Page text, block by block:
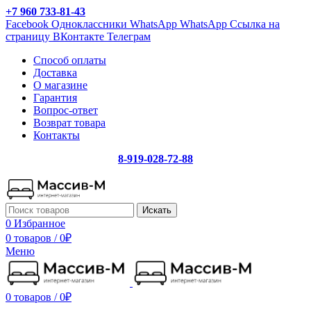
+7 960 733-81-43
Facebook Одноклассники WhatsApp WhatsApp Ссылка на
страницу ВКонтакте Телеграм
Способ оплаты
Доставка
О магазине
Гарантия
Вопрос-ответ
Возврат товара
Контакты
8-919-028-72-88
Искать
0 Избранное
0 товаров / 0₽
Меню
0 товаров / 0₽